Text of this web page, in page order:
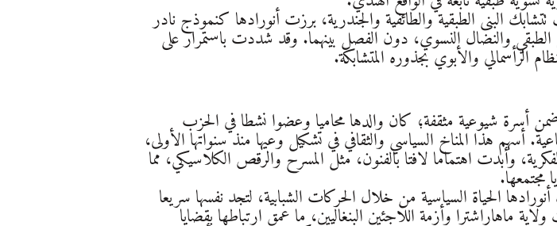
البنى الطبقية والطائفية والجندرية، برزت أنورادها كنموذج نادر
الطبقي والنضال النسوي، دون الفصل بينهما. وقد شددت باستمرار على
الرأسمالي والأبوي بجذوره المتشابكة.
أنورادها شامباغ في مومباي عام 1954، ضمن أسرة شيوعية مثقفة؛ كان والدها محاميا وعضوا نشطا في الحزب
أسهم هذا المناخ السياسي والثقافي في تشكيل وعيها منذ سنواتها الأولى،
وأبدت اهتماما لافتا بالفنون، مثل المسرح والرقص الكلاسيكي، مما
مجتمعها.
الحياة السياسية من خلال الحركات الشبابية، لتجد نفسها سريعا
ماهاراشترا وأزمة اللاجئين البنغاليين، ما عمق ارتباطها بقضايا